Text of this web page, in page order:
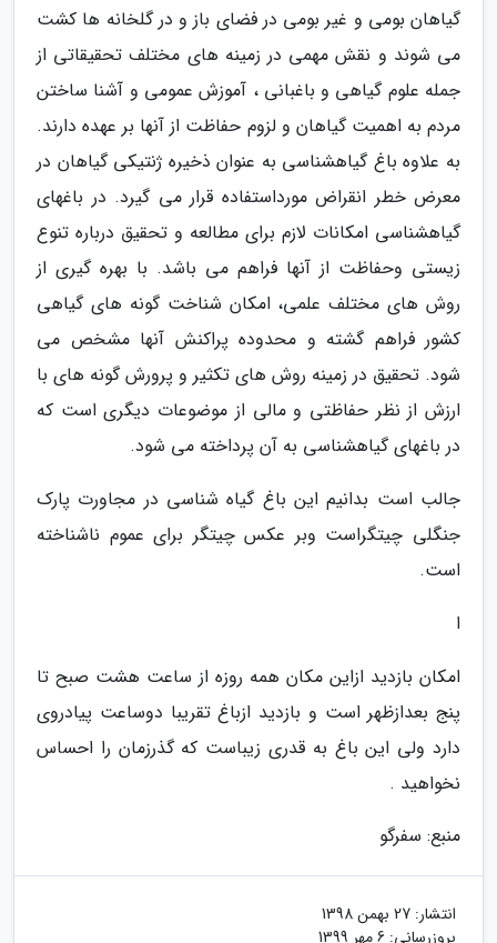
گیاهان بومی و غیر بومی در فضای باز و در گلخانه ها کشت
می شوند و نقش مهمی در زمینه های مختلف تحقیقاتی از
جمله علوم گیاهی و باغبانی ، آموزش عمومی و آشنا ساختن
مردم به اهمیت گیاهان و لزوم حفاظت از آنها بر عهده دارند.
به علاوه باغ گیاهشناسی به عنوان ذخیره ژنتیکی گیاهان در
معرض خطر انقراض مورداستفاده قرار می گیرد. در باغهای
گیاهشناسی امکانات لازم برای مطالعه و تحقیق درباره تنوع
زیستی وحفاظت از آنها فراهم می باشد. با بهره گیری از
روش های مختلف علمی، امکان شناخت گونه های گیاهی
کشور فراهم گشته و محدوده پراکنش آنها مشخص می
شود. تحقیق در زمینه روش های تکثیر و پرورش گونه های با
ارزش از نظر حفاظتی و مالی از موضوعات دیگری است که
در باغهای گیاهشناسی به آن پرداخته می شود.
جالب است بدانیم این باغ گیاه شناسی در مجاورت پارک
جنگلی چیتگراست وبر عکس چیتگر برای عموم ناشناخته
است.
ا
امکان بازدید ازاین مکان همه روزه از ساعت هشت صبح تا
پنج بعدازظهر است و بازدید ازباغ تقریبا دوساعت پیادروی
دارد ولی این باغ به قدری زیباست که گذرزمان را احساس
نخواهید .
منبع: سفرگو
انتشار: 27 بهمن 1398
بروزرسانی: 6 مهر 1399